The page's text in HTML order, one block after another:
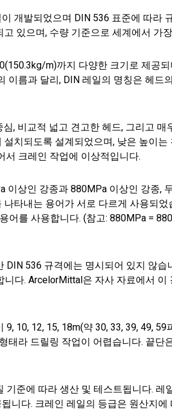
개발되었으며 DIN 536 표준에 따라
있으며, 수량 기준으로 세계에서 가
m)까지 다양한 크기로 제공
이름과 달리, DIN 레일의 명칭은 헤드
, 비교적 넓고 견고한 헤드, 그리고
치되도록 설계되었으며, 낮은 높이
서 크레인 작업에 이상적입니다.
이상인 강종과 880MPa 이상인 강종,
타내는 용어가 서로 다르게 사용되
어를 사용합니다. (참고: 880MPa =
DIN 536 규격에는 명시되어 있지 않
다. ArcelorMittal은 자사 자료에서
10, 12, 15, 18m(약 30, 33, 39, 49,
태라 드릴링 작업이 어렵습니다. 끝단
기준에 따라 생산 및 테스트됩니다.
니다. 크레인 레일의 등급은 원산지